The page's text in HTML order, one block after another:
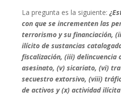
La pregunta es la siguiente:
con que se incrementen las
terrorismo y su financiación,
ilícito de sustancias
fiscalización, (iii) delincuencia
asesinato, (v) sicariato, (vi)
secuestro extorsivo, (viii)
de activos y (x) actividad